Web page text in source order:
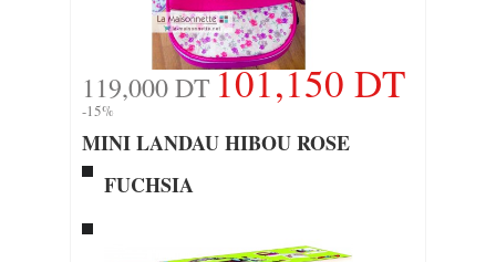
119,000 DT101,150 DT
-15%
MINI LANDAU HIBOU ROSE
FUCHSIA